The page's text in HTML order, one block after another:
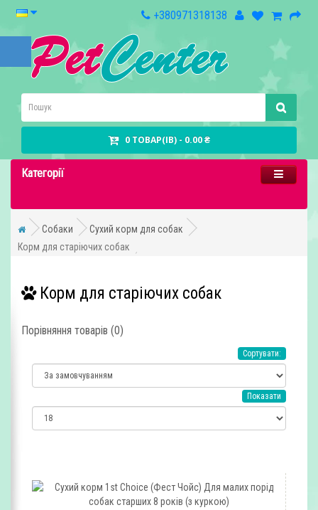
+380971318138
0 ТОВАР(ІВ) - 0.00 ₴
Категорії
Cобаки
Сухий корм для собак
Корм для старіючих собак
Корм для старіючих собак
Порівняння товарів (0)
Сортувати:
Показати